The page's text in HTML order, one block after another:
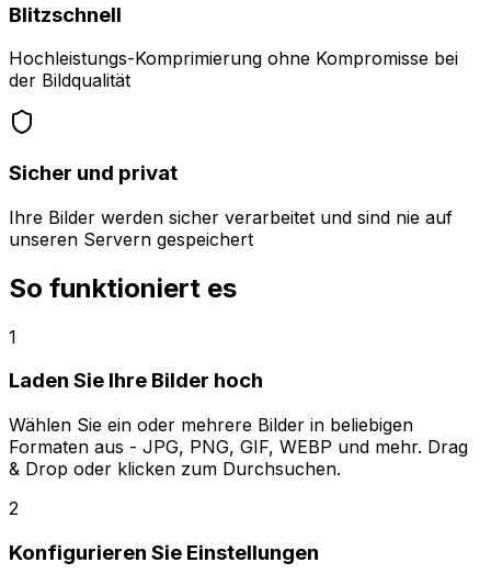
Blitzschnell
Hochleistungs-Komprimierung ohne Kompromisse bei
der Bildqualität
Sicher und privat
Ihre Bilder werden sicher verarbeitet und sind nie auf
unseren Servern gespeichert
So funktioniert es
1
Laden Sie Ihre Bilder hoch
Wählen Sie ein oder mehrere Bilder in beliebigen
Formaten aus - JPG, PNG, GIF, WEBP und mehr. Drag
& Drop oder klicken zum Durchsuchen.
2
Konfigurieren Sie Einstellungen